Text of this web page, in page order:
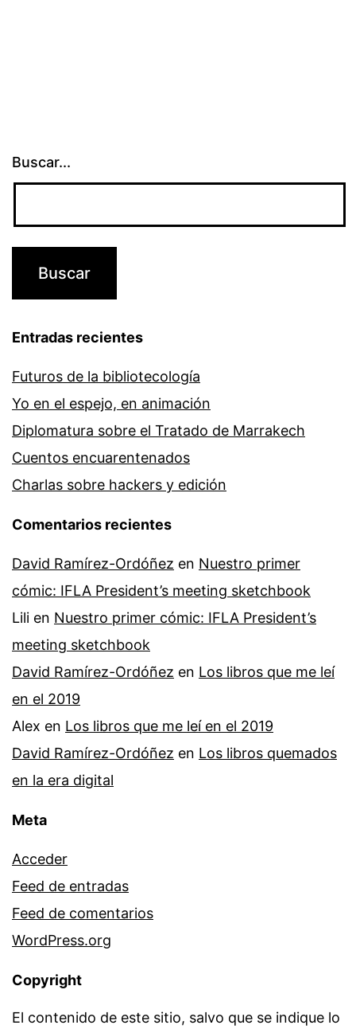
Buscar...
Entradas recientes
Futuros de la bibliotecología
Yo en el espejo, en animación
Diplomatura sobre el Tratado de Marrakech
Cuentos encuarentenados
Charlas sobre hackers y edición
Comentarios recientes
David Ramírez-Ordóñez en Nuestro primer
cómic: IFLA President’s meeting sketchbook
Lili en Nuestro primer cómic: IFLA President’s
meeting sketchbook
David Ramírez-Ordóñez en Los libros que me leí
en el 2019
Alex en Los libros que me leí en el 2019
David Ramírez-Ordóñez en Los libros quemados
en la era digital
Meta
Acceder
Feed de entradas
Feed de comentarios
WordPress.org
Copyright
El contenido de este sitio, salvo que se indique lo